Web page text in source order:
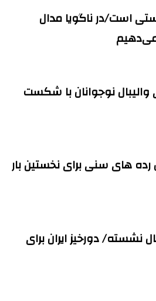
است/در ناگویا مدال
نوجوانان با شکست
رده های سنی برای نخستین بار
نشسته/ دورخیز ایران برای